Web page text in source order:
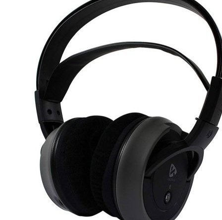
Esta información
que el sitio web
experiencia web
tipos de cookies.
las cookies que se
los servicios que
Más información
Cookies
Estas cookies son
cookies
administrar tu
presentación del
existencia de
información de
Información de las
Cookies analíticas
Estas cookies nos